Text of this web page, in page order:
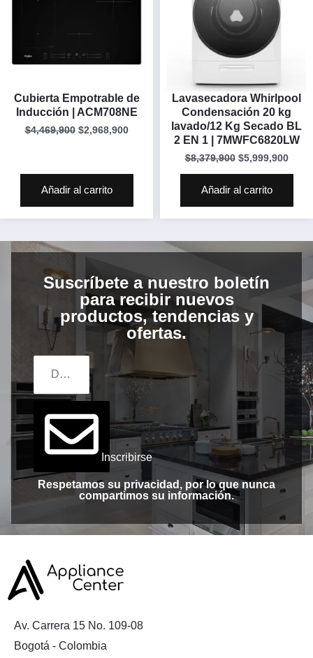
Cubierta Empotrable de
Inducción | ACM708NE
$4,469,900 $2,968,900
Añadir al carrito
Lavasecadora Whirlpool
Condensación 20 kg
lavado/12 Kg Secado BL
2 EN 1 | 7MWFC6820LW
$8,379,900 $5,999,900
Añadir al carrito
Suscríbete a nuestro boletín
para recibir nuevos
productos, tendencias y
ofertas.
Inscribirse
Respetamos su privacidad, por lo que nunca
compartimos su información.
Av. Carrera 15 No. 109-08
Bogotá - Colombia